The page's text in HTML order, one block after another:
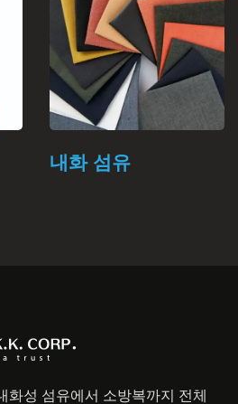
EN469 소방 장비
화성 섬유에서 소방복까지 전체